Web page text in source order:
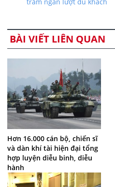
trăm ngàn lượt du khách
BÀI VIẾT LIÊN QUAN
Hơn 16.000 cán bộ, chiến sĩ
và dàn khí tài hiện đại tổng
hợp luyện diễu binh, diễu
hành